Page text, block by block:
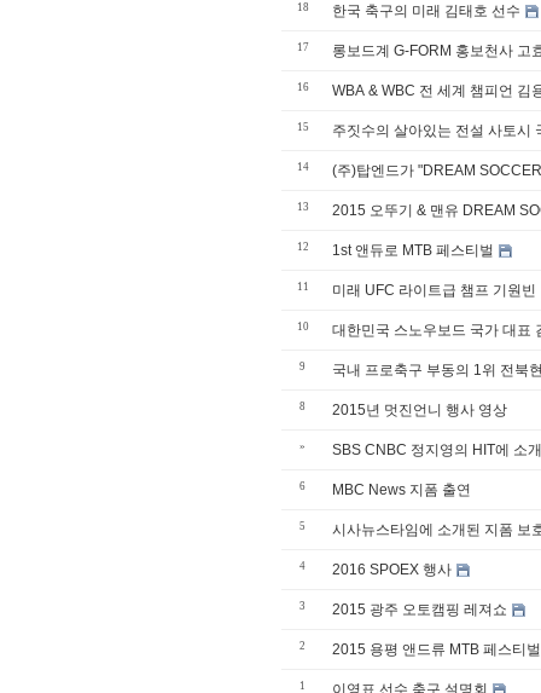
18 한국 축구의 미래 김태호 선수
17 롱보드계 G-FORM 홍보천사 고
16 WBA & WBC 전 세계 챔피언 김
15 주짓수의 살아있는 전설 사토시
14 (주)탑엔드가 "DREAM
13
12 1st 앤듀로 MTB 페스티벌
11 미래 UFC 라이트급 챔프 기원빈
10 대한민국 스노우보드 국가 대표
9 국내 프로축구 부동의 1위 전북
8 2015년 멋진언니 행사 영상
» SBS CNBC 정지영의 HIT에 소
6 MBC News 지폼 출연
5 시사뉴스타임에 소개된 지폼 보
4 2016 SPOEX 행사
3 2015 광주 오토캠핑 레져쇼
2 2015 용평 앤드류 MTB 페스티벌
1 이영표 선수 축구 설명회